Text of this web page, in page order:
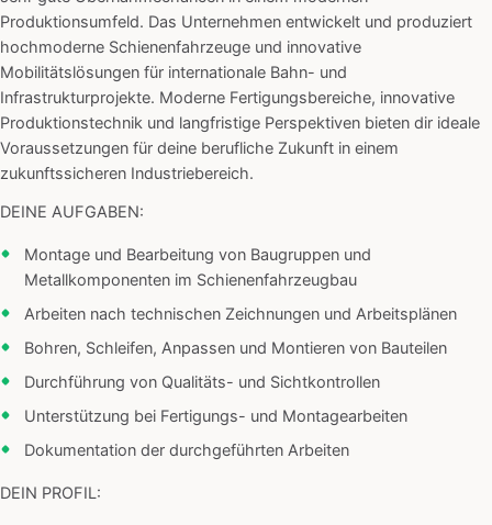
Produktionsumfeld. Das Unternehmen entwickelt und produziert
hochmoderne Schienenfahrzeuge und innovative
Mobilitätslösungen für internationale Bahn- und
Infrastrukturprojekte. Moderne Fertigungsbereiche, innovative
Produktionstechnik und langfristige Perspektiven bieten dir ideale
Voraussetzungen für deine berufliche Zukunft in einem
zukunftssicheren Industriebereich.
DEINE AUFGABEN:
Montage und Bearbeitung von Baugruppen und
Metallkomponenten im Schienenfahrzeugbau
Arbeiten nach technischen Zeichnungen und Arbeitsplänen
Bohren, Schleifen, Anpassen und Montieren von Bauteilen
Durchführung von Qualitäts- und Sichtkontrollen
Unterstützung bei Fertigungs- und Montagearbeiten
Dokumentation der durchgeführten Arbeiten
DEIN PROFIL: